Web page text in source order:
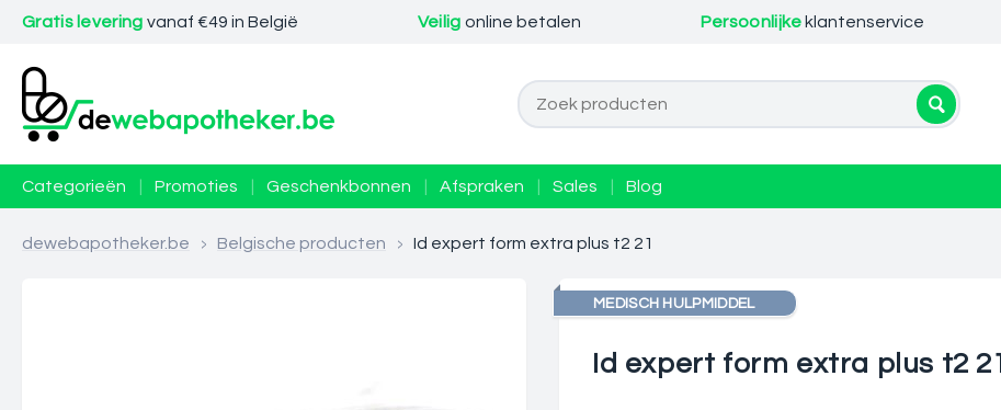
Gratis levering vanaf €49 in België Veilig online betalen Persoonlijke klantenservice
Categorieën Promoties Geschenkbonnen Afspraken Sales Blog
dewebapotheker.be > Belgische producten > Id expert form extra plus t2 21
MEDISCH HULPMIDDEL
Id expert form extra plus t2 21